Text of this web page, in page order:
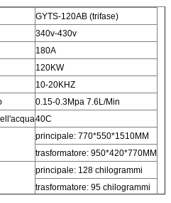
GYTS-120AB (trifase)
340v-430v
180A
120KW
10-20KHZ
0.15-0.3Mpa 7.6L/Min
40C
principale: 770*550*1510MM
trasformatore: 950*420*770MM
principale: 128 chilogrammi
trasformatore: 95 chilogrammi